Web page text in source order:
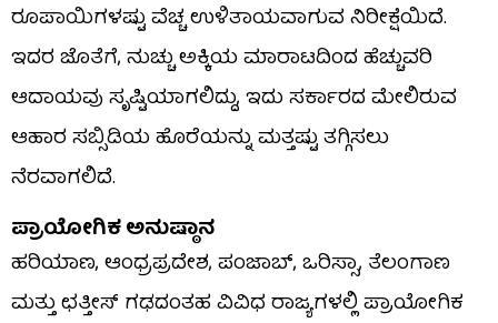
ರೂಪಾಯಿಗಳಷ್ಟು ವೆಚ್ಚ ಉಳಿತಾಯವಾಗುವ ನಿರೀಕ್ಷೆಯಿದೆ.
ಇದರ ಜೊತೆಗೆ, ನುಚ್ಚು ಅಕ್ಕಿಯ ಮಾರಾಟದಿಂದ ಹೆಚ್ಚುವರಿ
ಆದಾಯವು ಸೃಷ್ಟಿಯಾಗಲಿದ್ದು, ಇದು ಸರ್ಕಾರದ ಮೇಲಿರುವ
ಆಹಾರ ಸಬ್ಸಿಡಿಯ ಹೊರೆಯನ್ನು ಮತ್ತಷ್ಟು ತಗ್ಗಿಸಲು
ನೆರವಾಗಲಿದೆ.
ಪ್ರಾಯೋಗಿಕ ಅನುಷ್ಠಾನ
ಹರಿಯಾಣ, ಆಂಧ್ರಪ್ರದೇಶ, ಪಂಜಾಬ್, ಒರಿಸ್ಸಾ, ತೆಲಂಗಾಣ
ಮತ್ತು ಛತ್ತೀಸ್ ಗಢದಂತಹ ವಿವಿಧ ರಾಜ್ಯಗಳಲ್ಲಿ ಪ್ರಾಯೋಗಿಕ